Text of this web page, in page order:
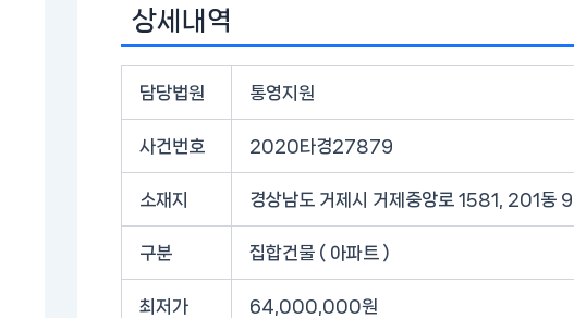
상세내역
담당법원 통영지원
사건번호 2020타경27879
소재지 경상남도 거제시 거제중앙로 1581, 201동
구분 집합건물 ( 아파트 )
최저가 64,000,000원